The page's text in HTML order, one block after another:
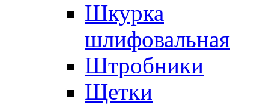
Шкурка
шлифовальная
Штробники
Щетки